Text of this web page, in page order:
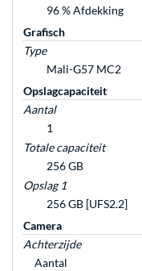
96 % Afdekking
Grafisch
Type
Mali-G57 MC2
Opslagcapaciteit
Aantal
1
Totale capaciteit
256 GB
Opslag 1
256 GB [UFS2.2]
Camera
Achterzijde
Aantal